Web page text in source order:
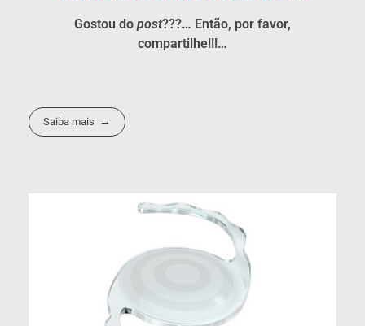
Gostou do post???… Então, por favor,
compartilhe!!!…
Saiba mais